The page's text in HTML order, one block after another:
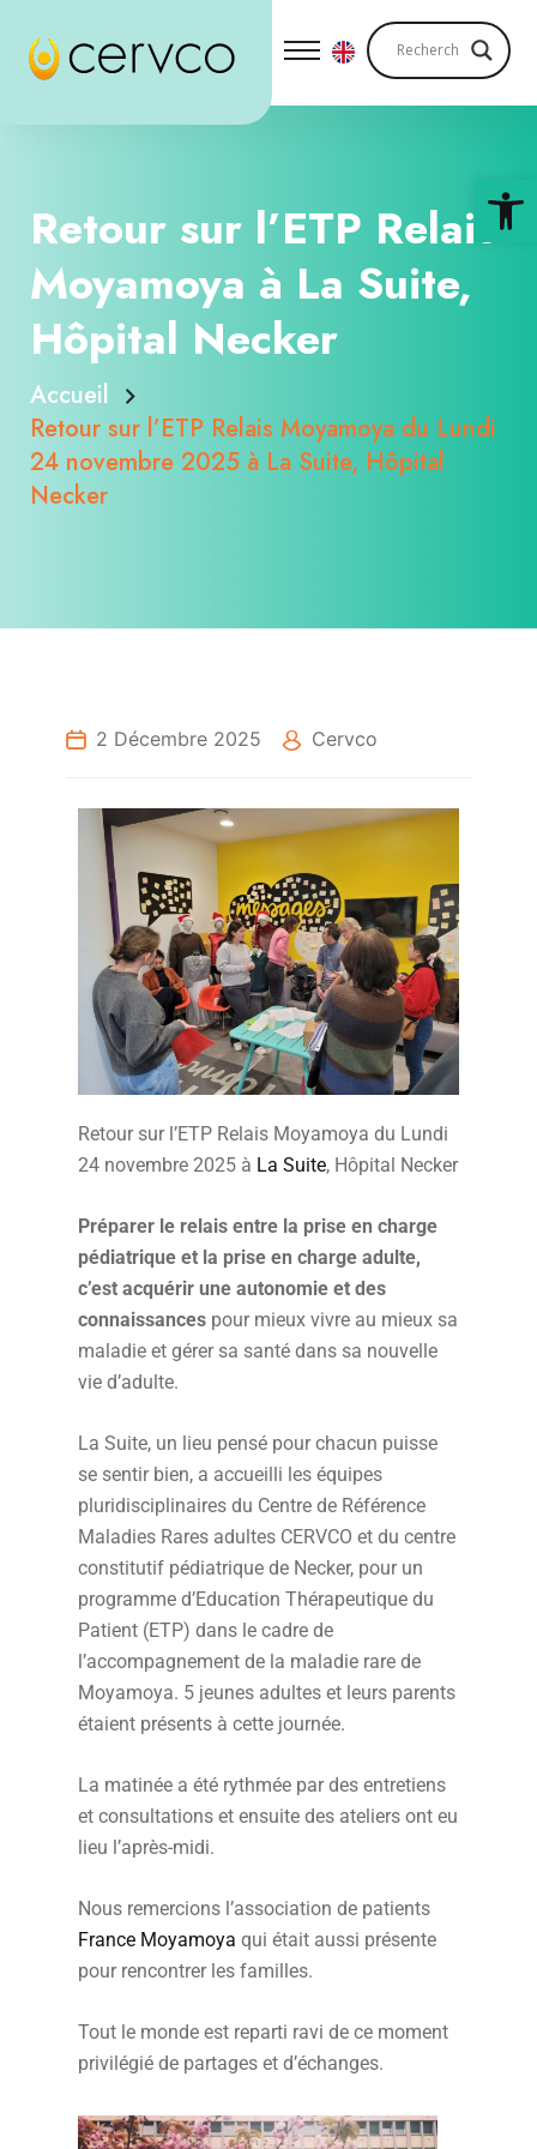
Retour sur l’ETP Relais
Moyamoya à La Suite,
Hôpital Necker
Accueil
Retour sur l’ETP Relais Moyamoya du Lundi
24 novembre 2025 à La Suite, Hôpital
Necker
2 Décembre 2025 Cervco
Retour sur l’ETP Relais Moyamoya du Lundi
24 novembre 2025 à La Suite, Hôpital Necker
Préparer le relais entre la prise en charge
pédiatrique et la prise en charge adulte,
c’est acquérir une autonomie et des
connaissances pour mieux vivre au mieux sa
maladie et gérer sa santé dans sa nouvelle
vie d’adulte.
La Suite, un lieu pensé pour chacun puisse
se sentir bien, a accueilli les équipes
pluridisciplinaires du Centre de Référence
Maladies Rares adultes CERVCO et du centre
constitutif pédiatrique de Necker, pour un
programme d’Education Thérapeutique du
Patient (ETP) dans le cadre de
l’accompagnement de la maladie rare de
Moyamoya. 5 jeunes adultes et leurs parents
étaient présents à cette journée.
La matinée a été rythmée par des entretiens
et consultations et ensuite des ateliers ont eu
lieu l’après-midi.
Nous remercions l’association de patients
France Moyamoya qui était aussi présente
pour rencontrer les familles.
Tout le monde est reparti ravi de ce moment
privilégié de partages et d’échanges.